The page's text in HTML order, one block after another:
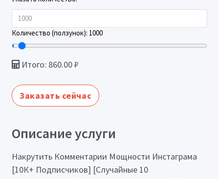
Количество (ползунок): 1000
Итого: 860.00₽
Заказать сейчас
Описание услуги
Накрутить Комментарии Мощности Инстаграма
[10К+ Подписчиков] [Случайные 10